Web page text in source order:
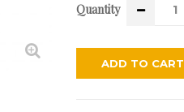
Quantity
ADD TO CART